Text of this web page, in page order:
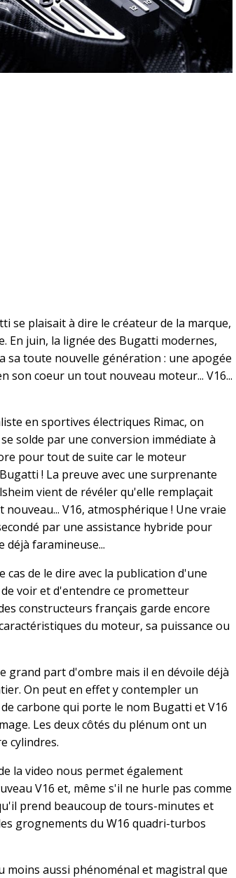
se plaisait à dire le créateur de la marque,
En juin, la lignée des Bugatti modernes,
sa toute nouvelle génération : une apogée
son coeur un tout nouveau moteur... V16...
en sportives électriques Rimac, on
solde par une conversion immédiate à
pour tout de suite car le moteur
! La preuve avec une surprenante
vient de révéler qu'elle remplaçait
V16, atmosphérique ! Une vraie
par une assistance hybride pour
déjà faramineuse...
de le dire avec la publication d'une
voir et d'entendre ce prometteur
constructeurs français garde encore
du moteur, sa puissance ou
grand part d'ombre mais il en dévoile déjà
On peut en effet y contempler un
carbone qui porte le nom Bugatti et V16
Les deux côtés du plénum ont un
cylindres.
la video nous permet également
V16 et, même s'il ne hurle pas comme
prend beaucoup de tours-minutes et
grognements du W16 quadri-turbos
moins aussi phénoménal et magistral que